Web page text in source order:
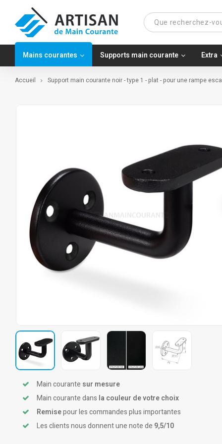
Mains courantes Supports main courante Extra
Accueil Support main courante noir - type 1 - plat - pour une rampe
Main courante sur mesure
Main courante dans la couleur de votre choix
Remisepour les commandes plus importantes
Les clients nous donnent une note de 9,5/10